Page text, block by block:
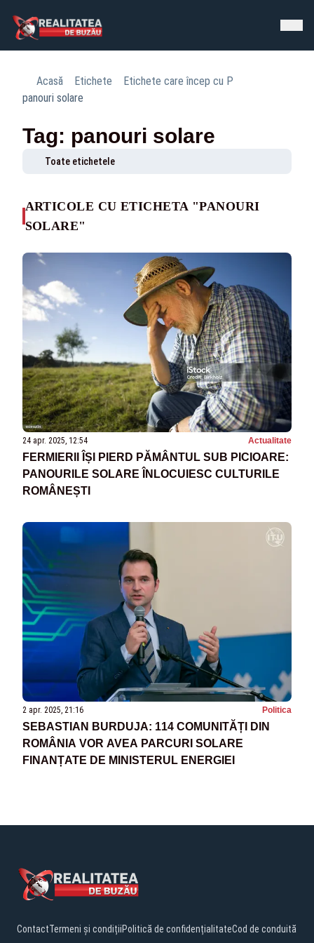
Acasă Etichete
Etichete care încep cu P
panouri solare
Tag: panouri solare
Toate etichetele
ARTICOLE CU ETICHETA "PANOURI
SOLARE"
24 apr. 2025, 12:54 Actualitate
FERMIERII ÎȘI PIERD PĂMÂNTUL SUB PICIOARE:
PANOURILE SOLARE ÎNLOCUIESC CULTURILE
ROMÂNEȘTI
2 apr. 2025, 21:16 Politica
SEBASTIAN BURDUJA: 114 COMUNITĂȚI DIN
ROMÂNIA VOR AVEA PARCURI SOLARE
FINANȚATE DE MINISTERUL ENERGIEI
ContactTermeni și condițiiPolitică de confidențialitateCod de conduită